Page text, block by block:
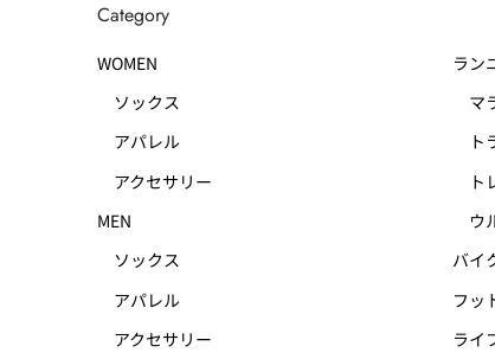
Category
WOMEN
ソックス
アパレル
アクセサリー
MEN
ソックス
アパレル
アクセサリー
ラン
マ
ト
ト
ウ
バイ
フッ
ライ